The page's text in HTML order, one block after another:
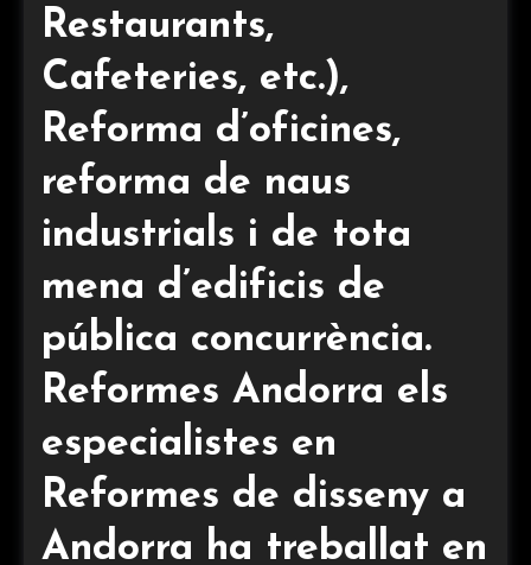
Restaurants,
Cafeteries, etc.),
Reforma d’oficines,
reforma de naus
industrials i de tota
mena d’edificis de
pública concurrència.
Reformes Andorra els
especialistes en
Reformes de disseny a
Andorra ha treballat en